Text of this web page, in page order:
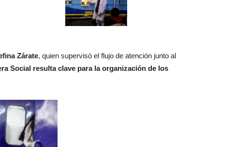
Zárate, quien supervisó el flujo de atención junto al
Social resulta clave para la organización de los